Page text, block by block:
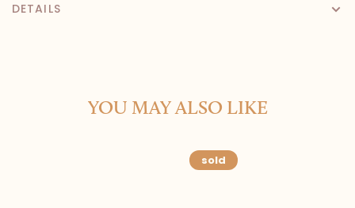
DETAILS
YOU MAY ALSO LIKE
sold